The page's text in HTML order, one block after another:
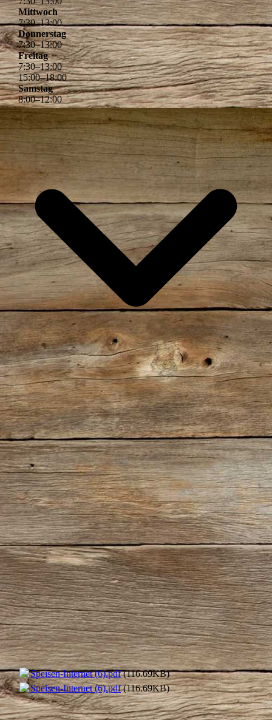
Mittwoch
7:30–13:00
Donnerstag
7:30–13:00
Freitag
7:30–13:00
15:00–18:00
Samstag
8:00–12:00
Speisen-Internet (6).pdf(116.69KB)
Speisen-Internet (6).pdf(116.69KB)